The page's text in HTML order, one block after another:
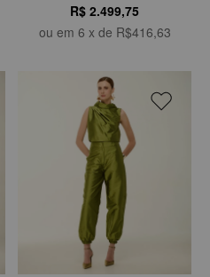
R$ 2.499,75
ou em 6 x de R$416,63